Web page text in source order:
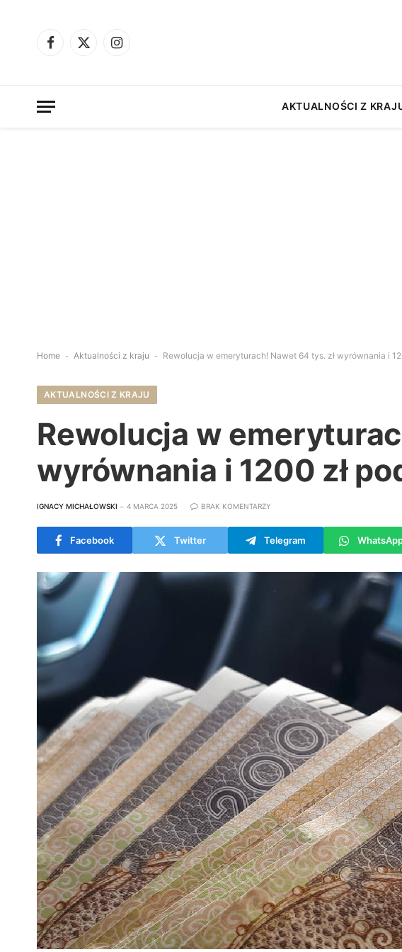
Facebook
X
Instagram
AKTUALNOŚCI Z
Home - Aktualności z kraju - Rewolucja w emeryturach! Nawet 64 tys. zł wyrównania i
AKTUALNOŚCI Z KRAJU
Rewolucja w
wyrównania i 1200 zł
IGNACY MICHAŁOWSKI 4 MARCA 2025 BRAK KOMENTARZY
Facebook Twitter Telegram